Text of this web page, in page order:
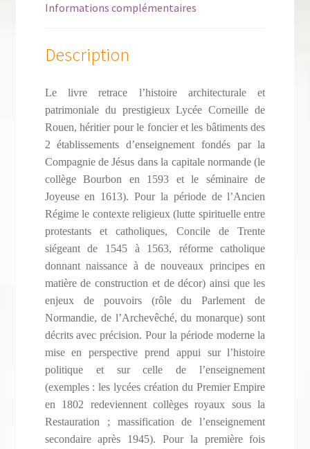
Informations complémentaires
Description
Le livre retrace l’histoire architecturale et
patrimoniale du prestigieux Lycée Corneille de
Rouen, héritier pour le foncier et les bâtiments des
2 établissements d’enseignement fondés par la
Compagnie de Jésus dans la capitale normande (le
collège Bourbon en 1593 et le séminaire de
Joyeuse en 1613). Pour la période de l’Ancien
Régime le contexte religieux (lutte spirituelle entre
protestants et catholiques, Concile de Trente
siégeant de 1545 à 1563, réforme catholique
donnant naissance à de nouveaux principes en
matière de construction et de décor) ainsi que les
enjeux de pouvoirs (rôle du Parlement de
Normandie, de l’Archevêché, du monarque) sont
décrits avec précision. Pour la période moderne la
mise en perspective prend appui sur l’histoire
politique et sur celle de l’enseignement
(exemples : les lycées création du Premier Empire
en 1802 redeviennent collèges royaux sous la
Restauration ; massification de l’enseignement
secondaire après 1945). Pour la première fois